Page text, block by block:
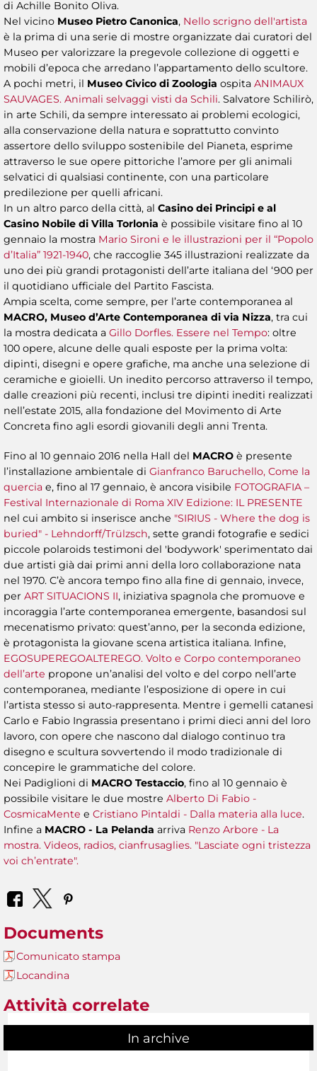
di Achille Bonito Oliva.
Nel vicino Museo Pietro Canonica, Nello scrigno dell'artista
è la prima di una serie di mostre organizzate dai curatori del
Museo per valorizzare la pregevole collezione di oggetti e
mobili d’epoca che arredano l’appartamento dello scultore.
A pochi metri, il Museo Civico di Zoologia ospita ANIMAUX
SAUVAGES. Animali selvaggi visti da Schili. Salvatore Schilirò,
in arte Schili, da sempre interessato ai problemi ecologici,
alla conservazione della natura e soprattutto convinto
assertore dello sviluppo sostenibile del Pianeta, esprime
attraverso le sue opere pittoriche l’amore per gli animali
selvatici di qualsiasi continente, con una particolare
predilezione per quelli africani.
In un altro parco della città, al Casino dei Principi e al
Casino Nobile di Villa Torlonia è possibile visitare fino al 10
gennaio la mostra Mario Sironi e le illustrazioni per il “Popolo
d’Italia” 1921-1940, che raccoglie 345 illustrazioni realizzate da
uno dei più grandi protagonisti dell’arte italiana del ‘900 per
il quotidiano ufficiale del Partito Fascista.
Ampia scelta, come sempre, per l’arte contemporanea al
MACRO, Museo d’Arte Contemporanea di via Nizza, tra cui
la mostra dedicata a Gillo Dorfles. Essere nel Tempo: oltre
100 opere, alcune delle quali esposte per la prima volta:
dipinti, disegni e opere grafiche, ma anche una selezione di
ceramiche e gioielli. Un inedito percorso attraverso il tempo,
dalle creazioni più recenti, inclusi tre dipinti inediti realizzati
nell’estate 2015, alla fondazione del Movimento di Arte
Concreta fino agli esordi giovanili degli anni Trenta.
Fino al 10 gennaio 2016 nella Hall del MACRO è presente
l’installazione ambientale di Gianfranco Baruchello, Come la
quercia e, fino al 17 gennaio, è ancora visibile FOTOGRAFIA –
Festival Internazionale di Roma XIV Edizione: IL PRESENTE
nel cui ambito si inserisce anche "SIRIUS - Where the dog is
buried" - Lehndorff/Trülzsch, sette grandi fotografie e sedici
piccole polaroids testimoni del 'bodywork' sperimentato dai
due artisti già dai primi anni della loro collaborazione nata
nel 1970. C’è ancora tempo fino alla fine di gennaio, invece,
per ART SITUACIONS II, iniziativa spagnola che promuove e
incoraggia l’arte contemporanea emergente, basandosi sul
mecenatismo privato: quest’anno, per la seconda edizione,
è protagonista la giovane scena artistica italiana. Infine,
EGOSUPEREGOALTEREGO. Volto e Corpo contemporaneo
dell’arte propone un’analisi del volto e del corpo nell’arte
contemporanea, mediante l’esposizione di opere in cui
l’artista stesso si auto-rappresenta. Mentre i gemelli catanesi
Carlo e Fabio Ingrassia presentano i primi dieci anni del loro
lavoro, con opere che nascono dal dialogo continuo tra
disegno e scultura sovvertendo il modo tradizionale di
concepire le grammatiche del colore.
Nei Padiglioni di MACRO Testaccio, fino al 10 gennaio è
possibile visitare le due mostre Alberto Di Fabio -
CosmicaMente e Cristiano Pintaldi - Dalla materia alla luce.
Infine a MACRO - La Pelanda arriva Renzo Arbore - La
mostra. Videos, radios, cianfrusaglies. "Lasciate ogni tristezza
voi ch’entrate".
Documents
Comunicato stampa
Locandina
Attività correlate
In archive